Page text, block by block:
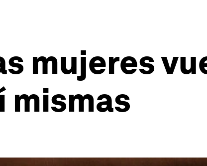
mujeres
mismas